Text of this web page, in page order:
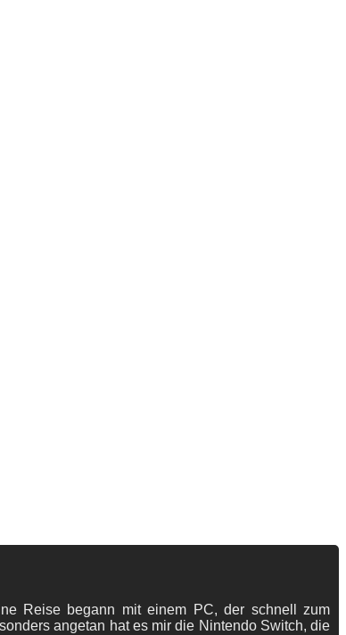
Reise begann mit einem PC, der schnell zum
angetan hat es mir die Nintendo Switch, die